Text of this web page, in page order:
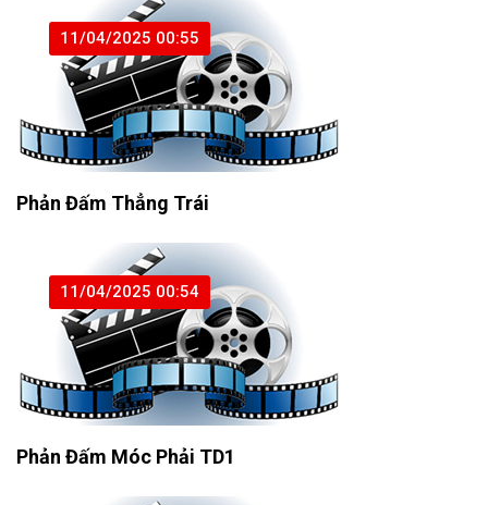
11/04/2025 00:55
Phản Đấm Thẳng Trái
11/04/2025 00:54
Phản Đấm Móc Phải TD1